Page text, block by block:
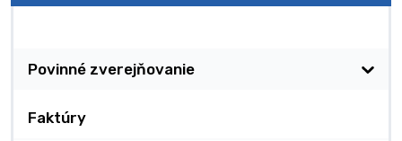
Povinné zverejňovanie
Faktúry